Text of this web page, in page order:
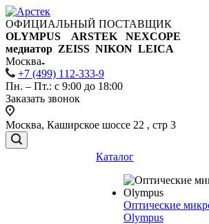
ОФИЦИАЛЬНЫЙ ПОСТАВЩИК
OLYMPUS ARSTEK NEXCOPE
медиатор ZEISS NIKON LEICA
Москва
+7 (499) 112-333-9
Пн. – Пт.: с 9:00 до 18:00
Заказать звонок
Москва, Каширское шоссе 22 , стр 3
Каталог
Оптические
Olympus